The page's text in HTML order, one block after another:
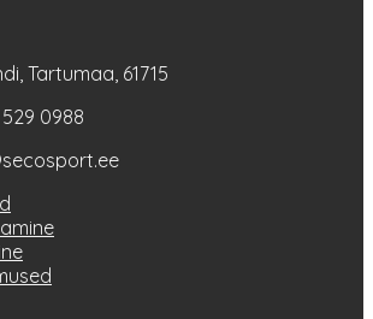
Tartumaa, 61715
0988